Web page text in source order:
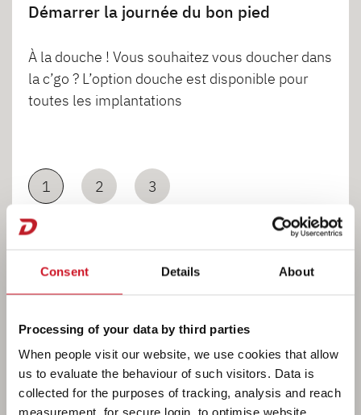
Consent Details About
Processing of your data by third parties
When people visit our website, we use cookies that allow
us to evaluate the behaviour of such visitors. Data is
collected for the purposes of tracking, analysis and reach
measurement, for secure login, to optimise website
Démarrer la journée du bon pied
À la douche ! Vous souhaitez vous doucher dans
la c’go ? L’option douche est disponible pour
toutes les implantations
1 2 3
Côté cuisine